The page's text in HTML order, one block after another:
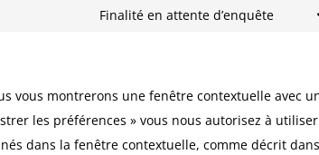
maps
Finalité en attente d’enquête
vous montrerons une fenêtre contextuelle avec
les préférences » vous nous autorisez à
dans la fenêtre contextuelle, comme décrit